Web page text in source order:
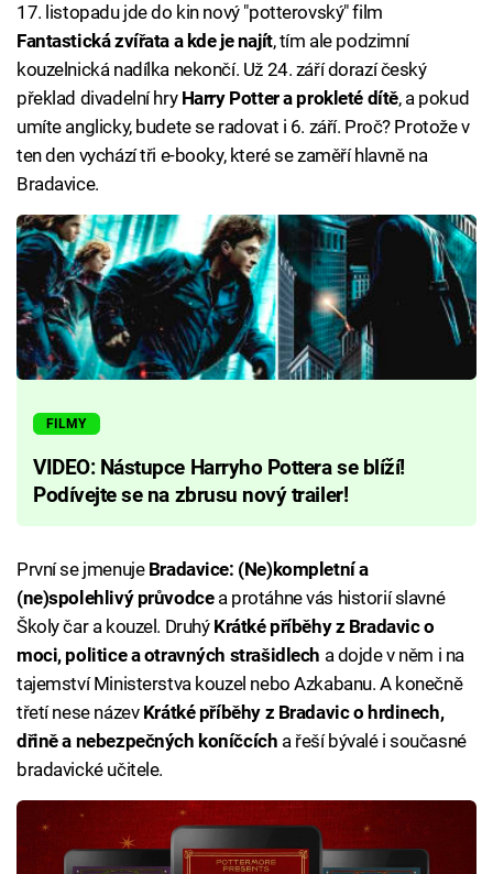
17. listopadu jde do kin nový "potterovský" film
Fantastická zvířata a kde je najít, tím ale podzimní
kouzelnická nadílka nekončí. Už 24. září dorazí český
překlad divadelní hry Harry Potter a prokleté dítě, a pokud
umíte anglicky, budete se radovat i 6. září. Proč? Protože v
ten den vychází tři e-booky, které se zaměří hlavně na
Bradavice.
FILMY
VIDEO: Nástupce Harryho Pottera se blíží!
Podívejte se na zbrusu nový trailer!
První se jmenuje Bradavice: (Ne)kompletní a
(ne)spolehlivý průvodcea protáhne vás historií slavné
Školy čar a kouzel. Druhý Krátké příběhy z Bradavic o
moci, politice a otravných strašidlech a dojde v něm i na
tajemství Ministerstva kouzel nebo Azkabanu. A konečně
třetí nese název Krátké příběhy z Bradavic o hrdinech,
dřině a nebezpečných koníčcích a řeší bývalé i současné
bradavické učitele.